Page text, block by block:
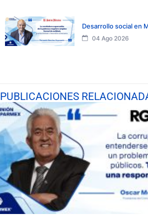
Desarrollo social en
04 Ago 2026
PUBLICACIONES